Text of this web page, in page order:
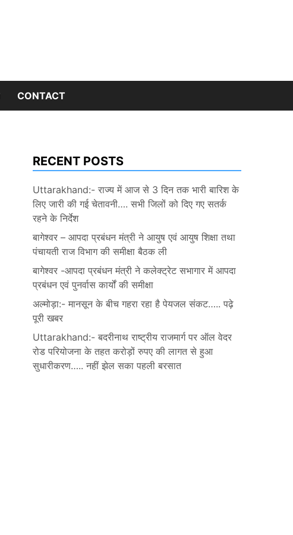
CONTACT
RECENT POSTS
Uttarakhand:- राज्य में आज से 3 दिन तक भारी बारिश के
लिए जारी की गई चेतावनी…. सभी जिलों को दिए गए सतर्क
रहने के निर्देश
बागेश्वर – आपदा प्रबंधन मंत्री ने आयुष एवं आयुष शिक्षा तथा
पंचायती राज विभाग की समीक्षा बैठक ली
बागेश्वर -आपदा प्रबंधन मंत्री ने कलेक्ट्रेट सभागार में आपदा
प्रबंधन एवं पुनर्वास कार्यों की समीक्षा
अल्मोड़ा:- मानसून के बीच गहरा रहा है पेयजल संकट….. पढ़े
पूरी खबर
Uttarakhand:- बदरीनाथ राष्ट्रीय राजमार्ग पर ऑल वेदर
रोड परियोजना के तहत करोड़ों रुपए की लागत से हुआ
सुधारीकरण….. नहीं झेल सका पहली बरसात